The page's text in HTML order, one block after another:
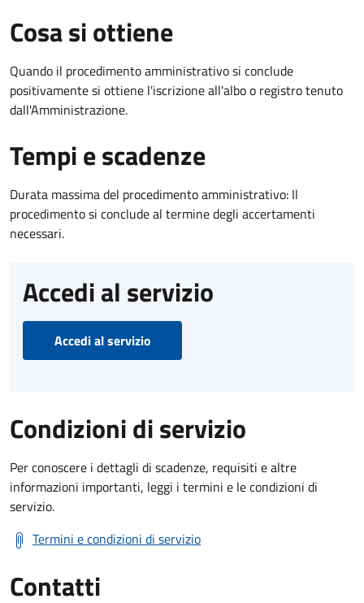
Cosa si ottiene
Quando il procedimento amministrativo si conclude
positivamente si ottiene l'iscrizione all'albo o registro tenuto
dall'Amministrazione.
Tempi e scadenze
Durata massima del procedimento amministrativo: Il
procedimento si conclude al termine degli accertamenti
necessari.
Accedi al servizio
Accedi al servizio
Condizioni di servizio
Per conoscere i dettagli di scadenze, requisiti e altre
informazioni importanti, leggi i termini e le condizioni di
servizio.
Termini e condizioni di servizio
Contatti